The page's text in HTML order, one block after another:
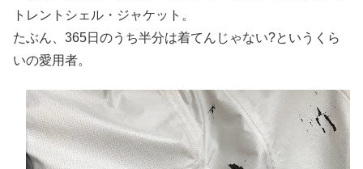
トレントシェル・ジャケット。
たぶん、365日のうち半分は着てんじゃない?というくら
いの愛用者。